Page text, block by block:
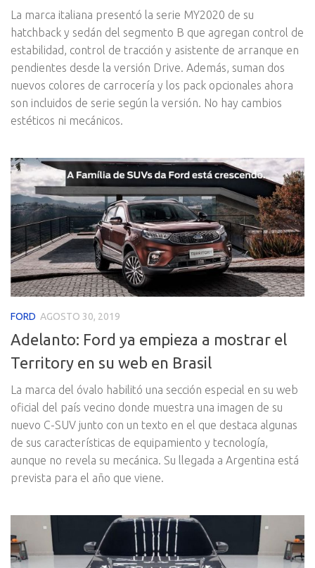
La marca italiana presentó la serie MY2020 de su
hatchback y sedán del segmento B que agregan control de
estabilidad, control de tracción y asistente de arranque en
pendientes desde la versión Drive. Además, suman dos
nuevos colores de carrocería y los pack opcionales ahora
son incluidos de serie según la versión. No hay cambios
estéticos ni mecánicos.
FORD AGOSTO 30, 2019
Adelanto: Ford ya empieza a mostrar el
Territory en su web en Brasil
La marca del óvalo habilitó una sección especial en su web
oficial del país vecino donde muestra una imagen de su
nuevo C-SUV junto con un texto en el que destaca algunas
de sus características de equipamiento y tecnología,
aunque no revela su mecánica. Su llegada a Argentina está
prevista para el año que viene.